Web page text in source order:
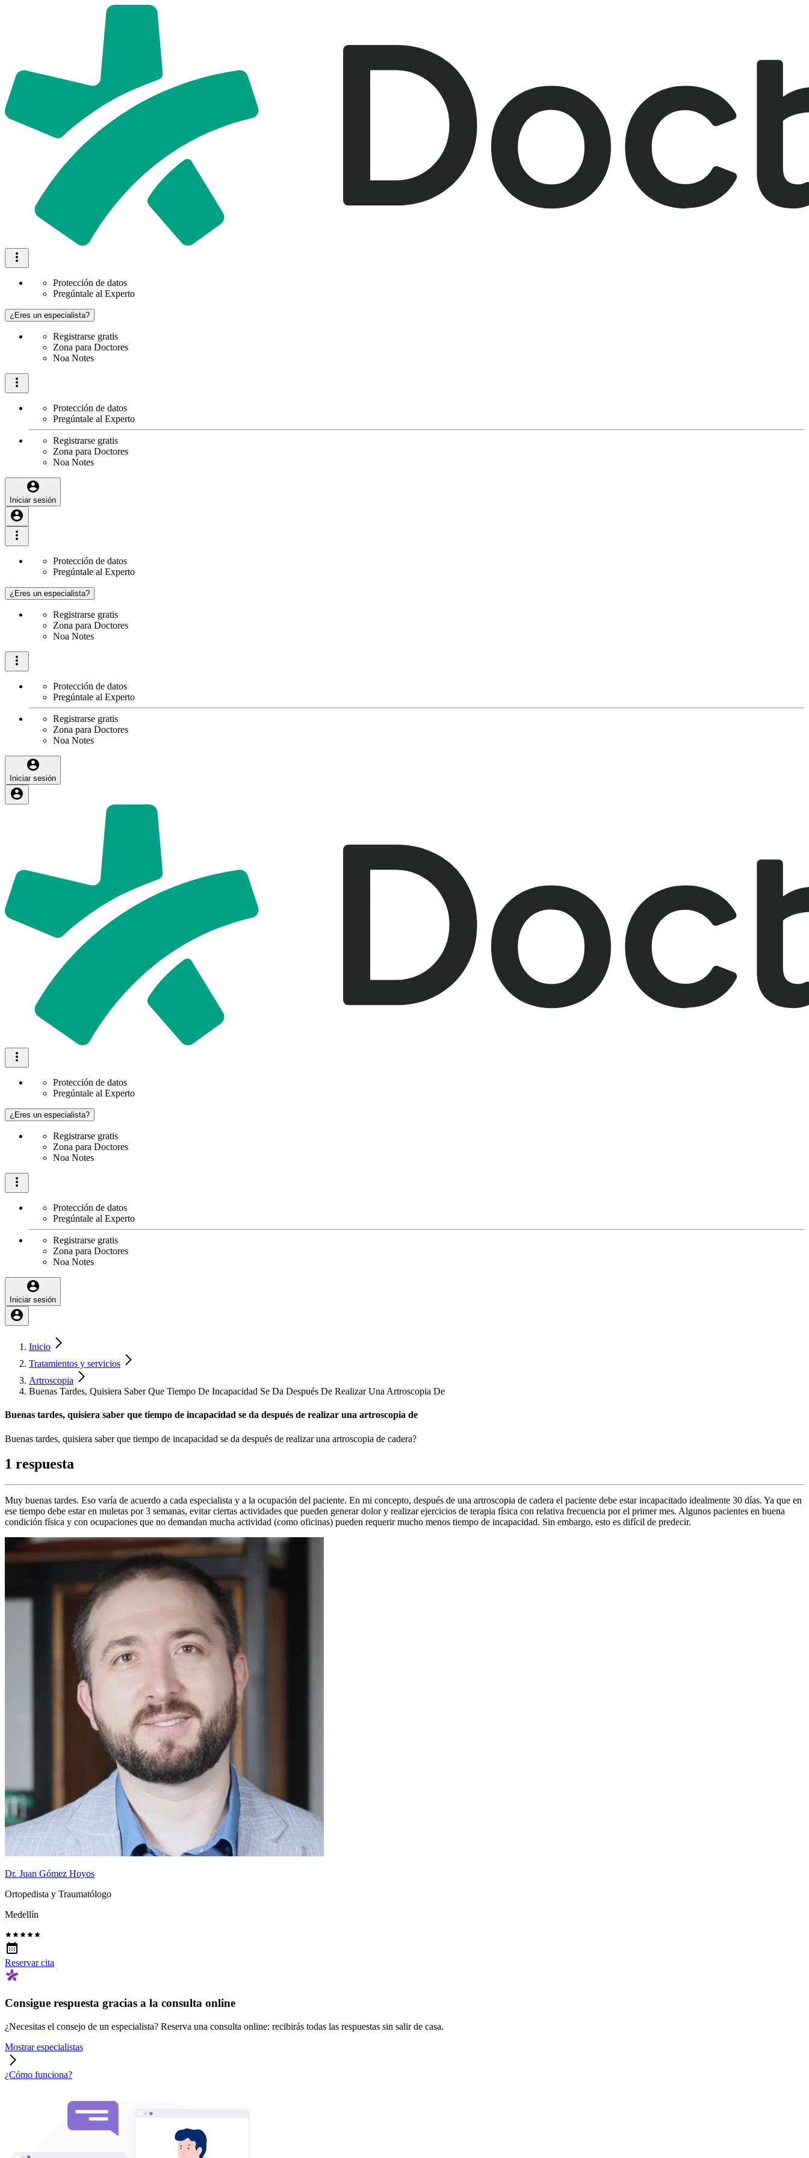
Protección de datos
Pregúntale al Experto
¿Eres un especialista?
Registrarse gratis
Zona para Doctores
Noa Notes
Protección de datos
Pregúntale al Experto
Registrarse gratis
Zona para Doctores
Noa Notes
Iniciar sesión
Protección de datos
Pregúntale al Experto
¿Eres un especialista?
Registrarse gratis
Zona para Doctores
Noa Notes
Protección de datos
Pregúntale al Experto
Registrarse gratis
Zona para Doctores
Noa Notes
Iniciar sesión
Protección de datos
Pregúntale al Experto
¿Eres un especialista?
Registrarse gratis
Zona para Doctores
Noa Notes
Protección de datos
Pregúntale al Experto
Registrarse gratis
Zona para Doctores
Noa Notes
Iniciar sesión
Inicio
Tratamientos y servicios
Artroscopia
Buenas Tardes, Quisiera Saber Que Tiempo De Incapacidad Se Da Después De Realizar Una Artroscopia De
Buenas tardes, quisiera saber que tiempo de incapacidad se da después de realizar una artroscopia de
Buenas tardes, quisiera saber que tiempo de incapacidad se da después de realizar una artroscopia de cadera?
1 respuesta
Muy buenas tardes. Eso varía de acuerdo a cada especialista y a la ocupación del paciente. En mi concepto, después de una artroscopia de cadera el paciente debe estar incapacitado idealmente 30 días. Ya que en
ese tiempo debe estar en muletas por 3 semanas, evitar ciertas actividades que pueden generar dolor y realizar ejercicios de terapia física con relativa frecuencia por el primer mes. Algunos pacientes en buena
condición física y con ocupaciones que no demandan mucha actividad (como oficinas) pueden requerir mucho menos tiempo de incapacidad. Sin embargo, esto es difícil de predecir.
Dr. Juan Gómez Hoyos
Ortopedista y Traumatólogo
Medellín
Reservar cita
Consigue respuesta gracias a la consulta online
¿Necesitas el consejo de un especialista? Reserva una consulta online: recibirás todas las respuestas sin salir de casa.
Mostrar especialistas
¿Cómo funciona?